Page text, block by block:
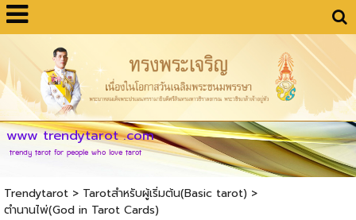
www trendytarot .com
trendy tarot for people who love tarot
Trendytarot> Tarotสำหรับผู้เริ่มต้น(Basic tarot) >
ตำนานไพ่(God in Tarot Cards)